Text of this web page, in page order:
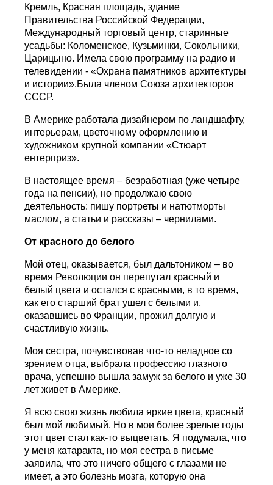
Кремль, Красная площадь, здание
Правительства Российской Федерации,
Международный торговый центр, старинные
усадьбы: Коломенское, Кузьминки, Сокольники,
Царицыно. Имела свою программу на радио и
телевидении - «Охрана памятников архитектуры
и истории».Была членом Союза архитекторов
СССР.
В Америке работала дизайнером по ландшафту,
интерьерам, цветочному оформлению и
художником крупной компании «Стюарт
ентерприз».
В настоящее время – безработная (уже четыре
года на пенсии), но продолжаю свою
деятельность: пишу портреты и натютморты
маслом, а статьи и рассказы – чернилами.
От красного до белого
Мой отец, оказывается, был дальтоником – во
время Революции он перепутал красный и
белый цвета и остался с красными, в то время,
как его старший брат ушел с белыми и,
оказавшись во Франции, прожил долгую и
счастливую жизнь.
Моя сестра, почувствовав что-то неладное со
зрением отца, выбрала профессию глазного
врача, успешно вышла замуж за белого и уже 30
лет живет в Америке.
Я всю свою жизнь любила яркие цвета, красный
был мой любимый. Но в мои более зрелые годы
этот цвет стал как-то выцветать. Я подумала, что
у меня катаракта, но моя сестра в письме
заявила, что это ничего общего с глазами не
имеет, а это болезнь мозга, которую она